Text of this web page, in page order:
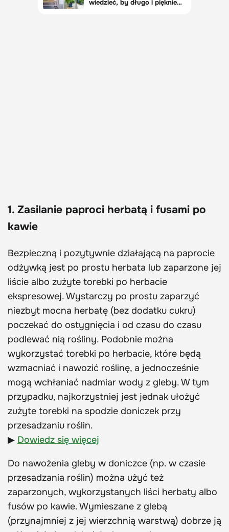
1. Zasilanie paproci herbatą i fusami po
kawie
Bezpieczną i pozytywnie działającą na paprocie
odżywką jest po prostu herbata lub zaparzone jej
liście albo zużyte torebki po herbacie
ekspresowej. Wystarczy po prostu zaparzyć
niezbyt mocna herbatę (bez dodatku cukru)
poczekać do ostygnięcia i od czasu do czasu
podlewać nią rośliny. Podobnie można
wykorzystać torebki po herbacie, które będą
wzmacniać i nawozić roślinę, a jednocześnie
mogą wchłaniać nadmiar wody z gleby. W tym
przypadku, najkorzystniej jest jednak ułożyć
zużyte torebki na spodzie doniczek przy
przesadzaniu roślin.
▶ Dowiedz się więcej
Do nawożenia gleby w doniczce (np. w czasie
przesadzania roślin) można użyć też
zaparzonych, wykorzystanych liści herbaty albo
fusów po kawie. Wymieszane z glebą
(przynajmniej z jej wierzchnią warstwą) dobrze ją